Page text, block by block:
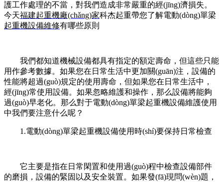
護工作處理的不當，對我們造成非常嚴重的經(jīng)濟損失。
今天福建起重機廠(chǎng)家科杰起重帶您了解電動(dòng)單梁
起重機設備維修有哪些原則
我們都知道機械設備都具有指定的額定壽命，但這些只能
用作參考數據。如果您在日常生活中更加關(guān)注，設備的
性能將超過(guò)規定的使用壽命，但如果您在日常生活中，
經(jīng)常使用設備。如果忽略維護和操作，那么設備將能夠
過(guò)早老化。那么對于電動(dòng)單梁起重機設備維護使用
中我們要注意什么呢？
1.電動(dòng)單梁起重機設備使用時(shí)要保持日常檢查
它主要是指在日常閑置和使用過(guò)程中檢查設備部件
的磨損，設備的緊固以及安全裝置。如果發(fā)現問(wèn)題，